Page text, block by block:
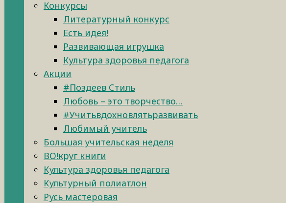
Конкурсы
Литературный конкурс
Есть идея!
Развивающая игрушка
Культура здоровья педагога
Акции
#Поздеев Стиль
Любовь – это творчество…
#Учитьвдохновлятьразвивать
Любимый учитель
Большая учительская неделя
ВО!круг книги
Культура здоровья педагога
Культурный полиатлон
Русь мастеровая